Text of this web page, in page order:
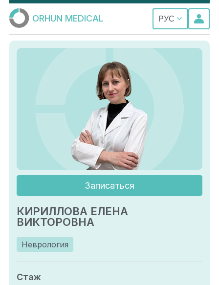
ORHUN MEDICAL РУС
Записаться
КИРИЛЛОВА ЕЛЕНА
ВИКТОРОВНА
Неврология
Стаж